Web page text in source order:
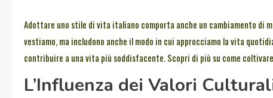
Adottare uno stile di vita italiano comporta anche un cambiamento di
vestiamo, ma includono anche il modo in cui approcciamo la vita
contribuire a una vita più soddisfacente. Scopri di più su come
L’Influenza dei Valori